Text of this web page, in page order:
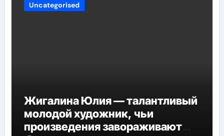
Uncategorised
Жигалина Юлия — талантливый
молодой художник, чьи
произведения завораживают